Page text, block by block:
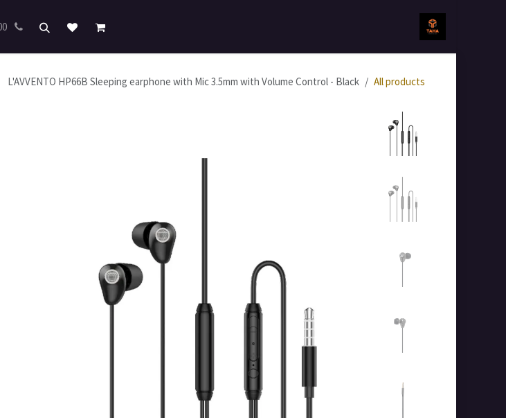
All products
L'AVVENTO HP66B Sleeping earphone with Mic 3.5mm with Volume Control - Black